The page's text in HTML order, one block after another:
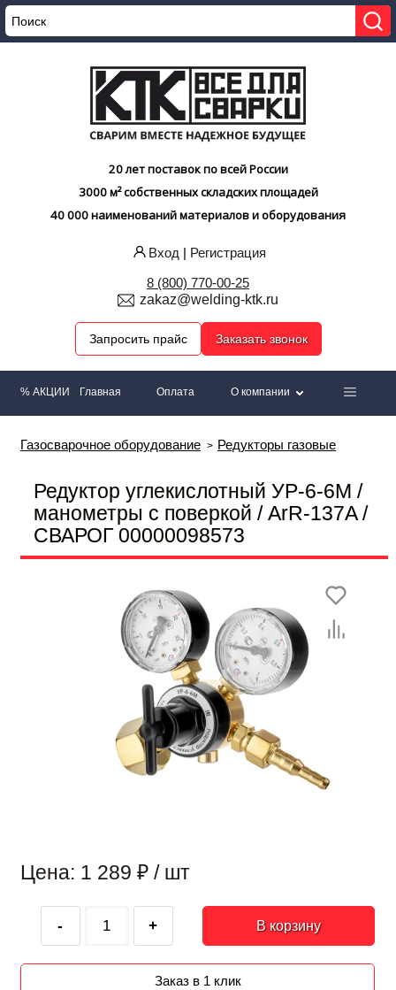
20 лет поставок по всей России
3000 м² собственных складских площадей
40 000 наименований материалов и оборудования
Вход | Регистрация
8 (800) 770-00-25
zakaz@welding-ktk.ru
Запросить прайс Заказать звонок
% АКЦИИ Главная Оплата О компании
Газосварочное оборудование Редукторы газовые
Редуктор углекислотный УР-6-6М /
манометры с поверкой / ArR-137A /
СВАРОГ 00000098573
Цена: 1 289 ₽ / шт
- + В корзину
Заказ в 1 клик